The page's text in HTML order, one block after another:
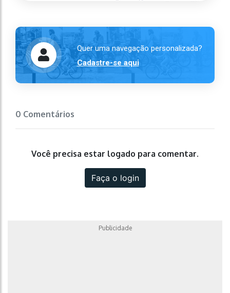
Quer uma navegação personalizada?
Cadastre-se aqui
0 Comentários
Você precisa estar logado para comentar.
Faça o login
Publicidade